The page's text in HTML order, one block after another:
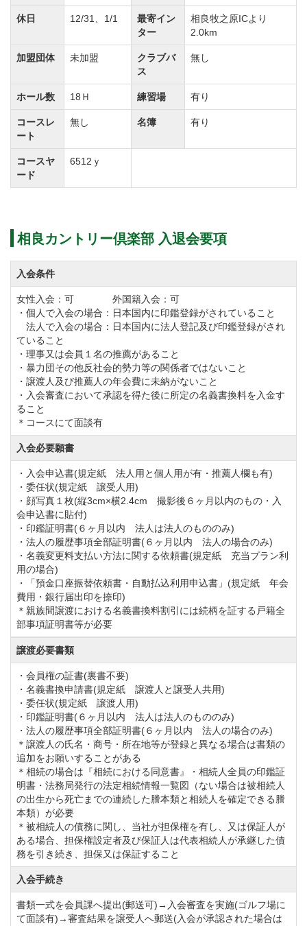
【改定前】 【改定後】
正 会 員 30,800円(税込) → 33,000円(税
特別平日会員 20,350円(税込) → 22,000円(税
込)
平日会員 15,400円(税込) → 16,500円(税
込)
家族会員 30,800円(税込) → 33,000円(税
込)
終身会員 30,800円(税込) → 33,000円(税
メンハ゛ーファミリー会員 30,800円(税込) →
33,000円(税込)
冬季会員 8,030円(税込) → 8,580円(税
込)
週一会員 5,830円(税込) → 6,380円(税
込)
※令和8年から令和9年にかけて年会費を段階的に改定
しています。
※令和9年1月1日より会則も上記改定内容に記載のとお
り変更します。
休日 12/31、1/1
最寄イン
ター
相良牧之原ICより
2.0km
加盟団体 未加盟
クラブバ
ス
無し
ホール数 18Ｈ 練習場 有り
コースレ
ート
無し 名簿 有り
コースヤ
ード
6512ｙ
相良カントリー倶楽部 入退会要項
入会条件
女性入会：可 外国籍入会：可
・個人で入会の場合：日本国内に印鑑登録がされていること
法人で入会の場合：日本国内に法人登記及び印鑑登録がされ
ていること
・理事又は会員１名の推薦があること
・暴力団その他反社会的勢力等の関係者ではないこと
・譲渡人及び推薦人の年会費に未納がないこと
・入会審査において承認を得た後に所定の名義書換料を入金す
ること
＊コースにて面談有
入会必要願書
・入会申込書(規定紙 法人用と個人用が有・推薦人欄も有)
・委任状(規定紙 譲受人用)
・顔写真１枚(縦3cm×横2.4cm 撮影後６ヶ月以内のもの・入
会申込書に貼付)
・印鑑証明書(６ヶ月以内 法人は法人のもののみ)
・法人の履歴事項全部証明書(６ヶ月以内 法人の場合のみ)
・名義変更料支払い方法に関する依頼書(規定紙 充当プラン利
用の場合)
・「預金口座振替依頼書・自動払込利用申込書」(規定紙 年会
費用・銀行届出印を捺印)
＊親族間譲渡における名義書換料割引には続柄を証する戸籍全
部事項証明書等が必要
譲渡必要書類
・会員権の証書(裏書不要)
・名義書換申請書(規定紙 譲渡人と譲受人共用)
・委任状(規定紙 譲渡人用)
・印鑑証明書(６ヶ月以内 法人は法人のもののみ)
・法人の履歴事項全部証明書(６ヶ月以内 法人の場合のみ)
＊譲渡人の氏名・商号・所在地等が登録と異なる場合は書類の
追加をお願いすることがある
＊相続の場合は『相続における同意書』・相続人全員の印鑑証
明書・法務局発行の法定相続情報一覧図（ない場合は被相続人
の出生から死亡までの連続した謄本類と相続人を確定できる謄
本類）が必要
＊被相続人の債務に関し、当社が担保権を有し、又は保証人が
ある場合、担保権設定者及び保証人は代表相続人が承継した債
務を引き続き、担保又は保証すること
入会手続き
書類一式を会員課へ提出(郵送可)→入会審査を実施(ゴルフ場に
て面談有)→審査結果を譲受人へ郵送(入会が承認された場合は